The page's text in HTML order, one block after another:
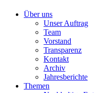
Über uns
Unser Auftrag
Team
Vorstand
Transparenz
Kontakt
Archiv
Jahresberichte
Themen